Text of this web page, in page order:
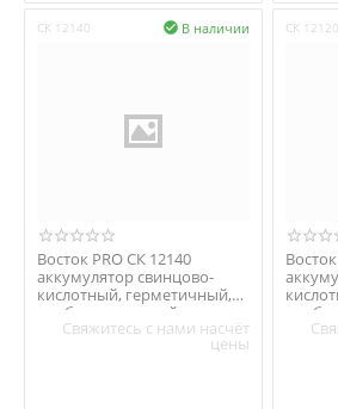
СК 12140 В наличии

Восток PRO СК 12140
аккумулятор свинцово-
кислотный, герметичный,
необслуживаемый
Свяжитесь с нами насчёт
цены
СК 12120